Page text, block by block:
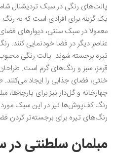
پالت‌های رنگی در سبک تردیشنال
یک گزینه برای افرادی است که به
معمولا در سبک سنتی، دیوارهای
عناصر دیگر در فضا خودنمایی کنند.
تیره برجسته شوند. پالت رنگی
قرمز، سبز و رنگ‌های گرم است.
خنثی، فضای جذابی را ایجاد می‌کنند.
چهارخانه و گل‌دار نیز برای پارچه‌ها،
رنگ کف‌پوش‌ها نیز در این سبک مورد
رنگ‌های تیره برای برجسته‌تر کردن
مبلمان سلطنتی در